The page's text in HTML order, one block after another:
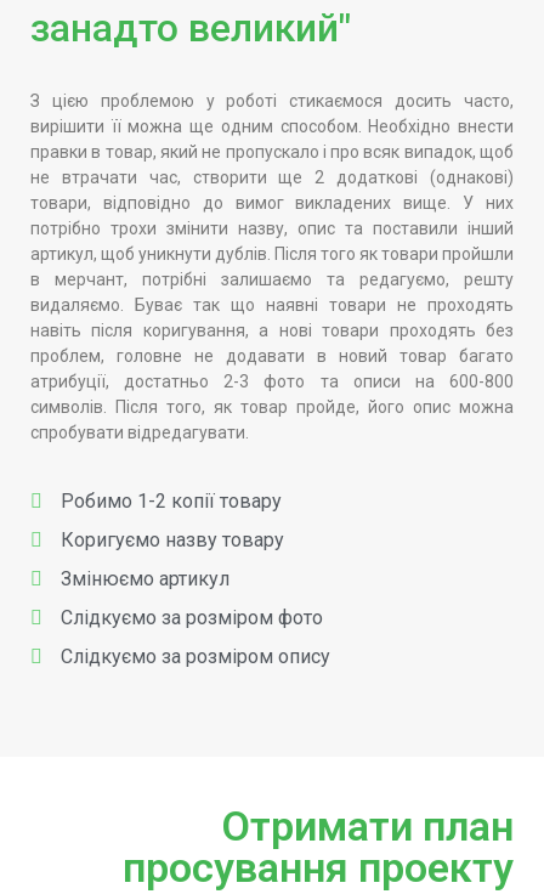
занадто великий"
З цією проблемою у роботі стикаємося досить часто,
вирішити її можна ще одним способом. Необхідно внести
правки в товар, який не пропускало і про всяк випадок, щоб
не втрачати час, створити ще 2 додаткові (однакові)
товари, відповідно до вимог викладених вище. У них
потрібно трохи змінити назву, опис та поставили інший
артикул, щоб уникнути дублів. Після того як товари пройшли
в мерчант, потрібні залишаємо та редагуємо, решту
видаляємо. Буває так що наявні товари не проходять
навіть після коригування, а нові товари проходять без
проблем, головне не додавати в новий товар багато
атрибуції, достатньо 2-3 фото та описи на 600-800
символів. Після того, як товар пройде, його опис можна
спробувати відредагувати.
Робимо 1-2 копії товару
Коригуємо назву товару
Змінюємо артикул
Слідкуємо за розміром фото
Слідкуємо за розміром опису
Отримати план
просування проекту